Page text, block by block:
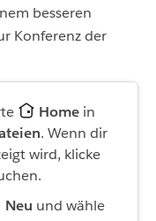
besseren
Konferenz der
Home in
. Wenn dir
wird, klicke
Neu und wähle